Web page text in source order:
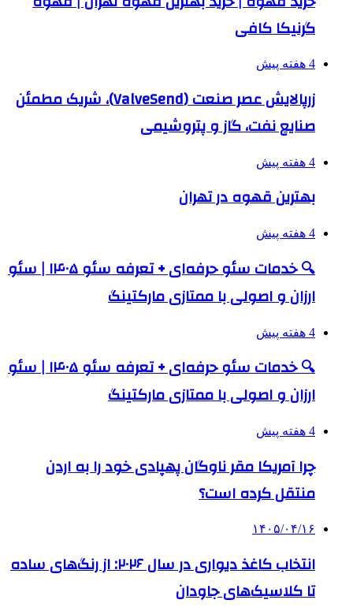
گرنیکا کافی
4 هفته پیش
زرپالایش عصر صنعت (ValveSend)، شریک مطمئن
صنایع نفت، گاز و پتروشیمی
4 هفته پیش
بهترین قهوه در تهران
4 هفته پیش
🔍 خدمات سئو حرفه‌ای + تعرفه سئو ۱۴۰۵ | سئو
ارزان و اصولی با ممتازی مارکتینگ
4 هفته پیش
🔍 خدمات سئو حرفه‌ای + تعرفه سئو ۱۴۰۵ | سئو
ارزان و اصولی با ممتازی مارکتینگ
4 هفته پیش
چرا آمریکا مقر ناوگان پهپادی خود را به اردن
منتقل کرده است؟
۱۴۰۵/۰۴/۱۶
انتخاب کاغذ دیواری در سال ۲۰۲۶: از رنگ‌های ساده
تا کلاسیک‌های جاودان